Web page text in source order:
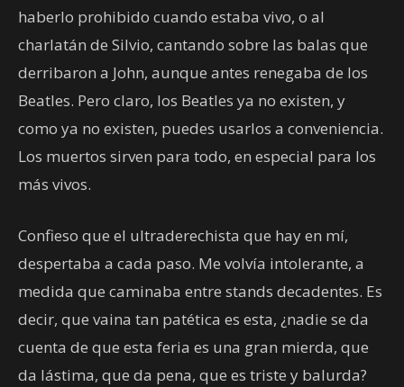
haberlo prohibido cuando estaba vivo, o al
charlatán de Silvio, cantando sobre las balas que
derribaron a John, aunque antes renegaba de los
Beatles. Pero claro, los Beatles ya no existen, y
como ya no existen, puedes usarlos a conveniencia.
Los muertos sirven para todo, en especial para los
más vivos.
Confieso que el ultraderechista que hay en mí,
despertaba a cada paso. Me volvía intolerante, a
medida que caminaba entre stands decadentes. Es
decir, que vaina tan patética es esta, ¿nadie se da
cuenta de que esta feria es una gran mierda, que
da lástima, que da pena, que es triste y balurda?